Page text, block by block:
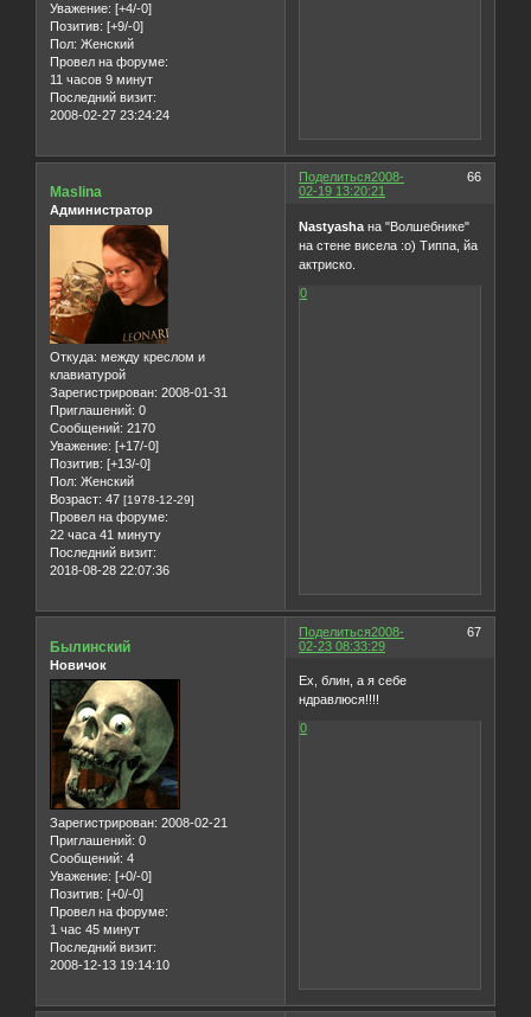
Уважение: [+4/-0]
Позитив: [+9/-0]
Пол: Женский
Провел на форуме:
11 часов 9 минут
Последний визит:
2008-02-27 23:24:24
Поделиться 66
2008-
02-19 13:20:21
Maslina
Администратор
Откуда: между креслом и
клавиатурой
Зарегистрирован: 2008-01-31
Приглашений: 0
Сообщений: 2170
Уважение: [+17/-0]
Позитив: [+13/-0]
Пол: Женский
Возраст: 47 [1978-12-29]
Провел на форуме:
22 часа 41 минуту
Последний визит:
2018-08-28 22:07:36
Nastyasha на "Волшебнике"
на стене висела :о) Типпа, йа
актриско.
0
Поделиться 67
2008-
02-23 08:33:29
Былинский
Новичок
Зарегистрирован: 2008-02-21
Приглашений: 0
Сообщений: 4
Уважение: [+0/-0]
Позитив: [+0/-0]
Провел на форуме:
1 час 45 минут
Последний визит:
2008-12-13 19:14:10
Ех, блин, а я себе
ндравлюся!!!!
0